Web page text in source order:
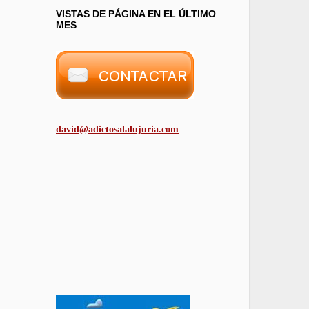
VISTAS DE PÁGINA EN EL ÚLTIMO
MES
david@adictosalalujuria.com